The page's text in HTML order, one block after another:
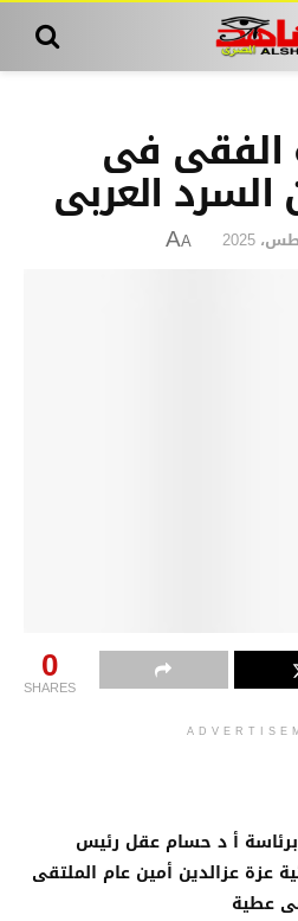
الفقى فى
العربى
A
A
0
SHARES
أ د حسام عقل رئيس
عزة عزالدين أمين عام الملتقى
عطية